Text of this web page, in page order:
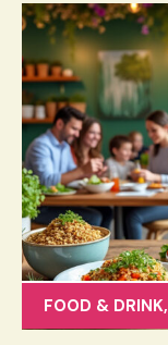
FOOD & DRINK,